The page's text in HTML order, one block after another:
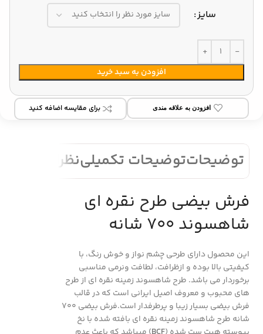
سایز
افزودن به سبد خرید
افزودن به علاقه مندی برای مقایسه اضافه کنید
توضیحاتتوضیحات تکمیلینظرات (0)
فرش بیضی طرح نقره ای
شاهسوند 700 شانه
این محصول دارای طرحی چشم نواز و خوش رنگ، با
کیفیتی بالا بوده و ازظرافت، لطافت ونرمی مناسبی
برخوردار می باشد. طرح شاهسوند زمینه نقره ای از طرح
های محبوب و معروف اصیل ایرانی است که در قالب
فرش بیضی بسیار زیبا و پرطرفدار است.فرش بیضی 700
شانه طرح شاهسوند زمینه نقره ای بافته شده با نخ